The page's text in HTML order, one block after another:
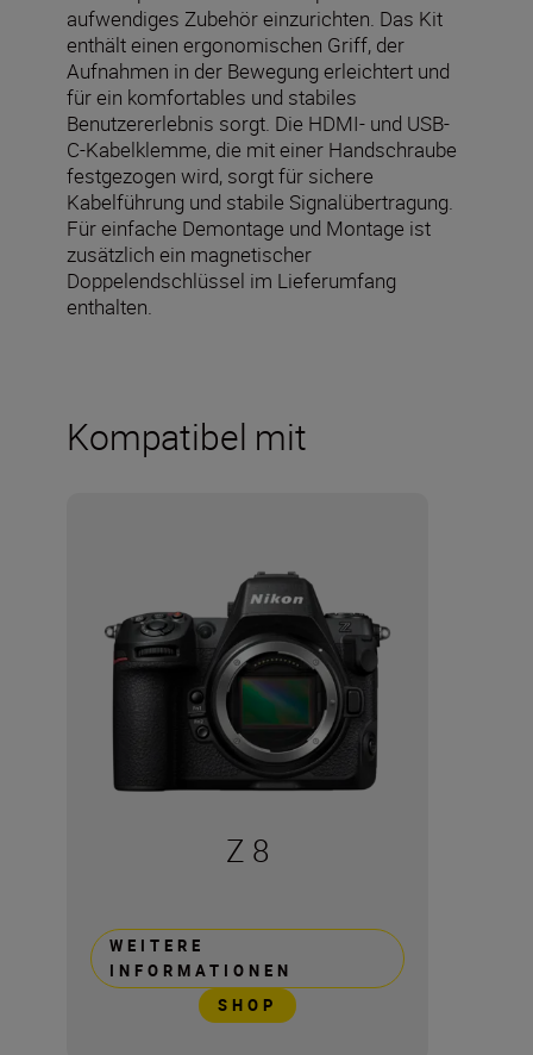
aufwendiges Zubehör einzurichten. Das Kit
enthält einen ergonomischen Griff, der
Aufnahmen in der Bewegung erleichtert und
für ein komfortables und stabiles
Benutzererlebnis sorgt. Die HDMI- und USB-
C-Kabelklemme, die mit einer Handschraube
festgezogen wird, sorgt für sichere
Kabelführung und stabile Signalübertragung.
Für einfache Demontage und Montage ist
zusätzlich ein magnetischer
Doppelendschlüssel im Lieferumfang
enthalten.
Kompatibel mit
Z 8
WEITERE
INFORMATIONEN
SHOP